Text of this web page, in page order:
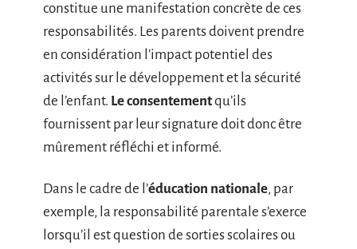
constitue une manifestation concrète de ces
responsabilités. Les parents doivent prendre
en considération l’impact potentiel des
activités sur le développement et la sécurité
de l’enfant. Le consentementqu’ils
fournissent par leur signature doit donc être
mûrement réfléchi et informé.
Dans le cadre de l’éducation nationale, par
exemple, la responsabilité parentale s’exerce
lorsqu’il est question de sorties scolaires ou